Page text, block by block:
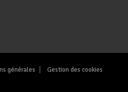
générales Gestion des cookies